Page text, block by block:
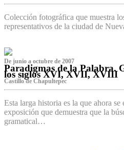
Colección fotográfica que muestra
representativos de la ciudad de
De junio a octubre de 2007
Paradigmas de la Palabra.
los siglos XVI, XVII, XVIII
Castillo de Chapultepec
Esta larga historia es la que ahora se
exposición que demuestra que la
gramatical…